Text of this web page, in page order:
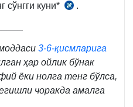
сўнгги куни*
СК
2-
қ.
.
3-6-қисмларига
ҳар ойлик бўнак
ёки нолга тенг бўлса,
чоракда амалга